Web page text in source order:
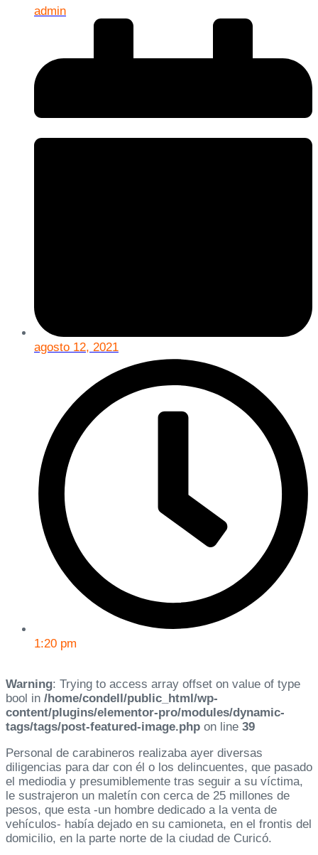
admin
agosto 12, 2021
1:20 pm
Warning: Trying to access array offset on value of type
bool in /home/condell/public_html/wp-
content/plugins/elementor-pro/modules/dynamic-
tags/tags/post-featured-image.php on line 39
Personal de carabineros realizaba ayer diversas
diligencias para dar con él o los delincuentes, que pasado
el mediodia y presumiblemente tras seguir a su víctima,
le sustrajeron un maletín con cerca de 25 millones de
pesos, que esta -un hombre dedicado a la venta de
vehículos- había dejado en su camioneta, en el frontis del
domicilio, en la parte norte de la ciudad de Curicó.